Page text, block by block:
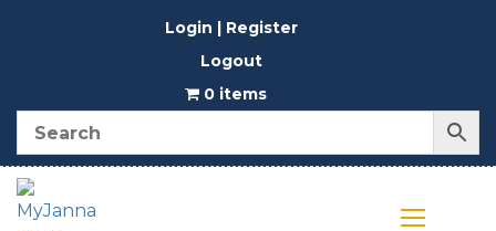
Login | Register
Logout
0 items